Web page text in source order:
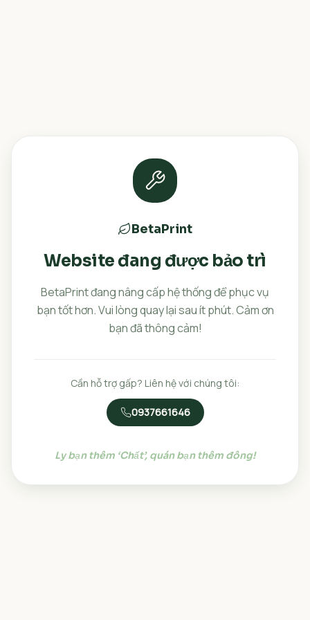
BetaPrint
Website đang được bảo trì
BetaPrint đang nâng cấp hệ thống để phục vụ
bạn tốt hơn. Vui lòng quay lại sau ít phút. Cảm ơn
bạn đã thông cảm!
Cần hỗ trợ gấp? Liên hệ với chúng tôi:
0937661646
Ly bạn thêm ‘Chất’, quán bạn thêm đông!